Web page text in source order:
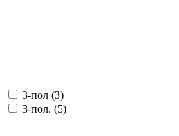
3-пол (3)
3-пол. (5)